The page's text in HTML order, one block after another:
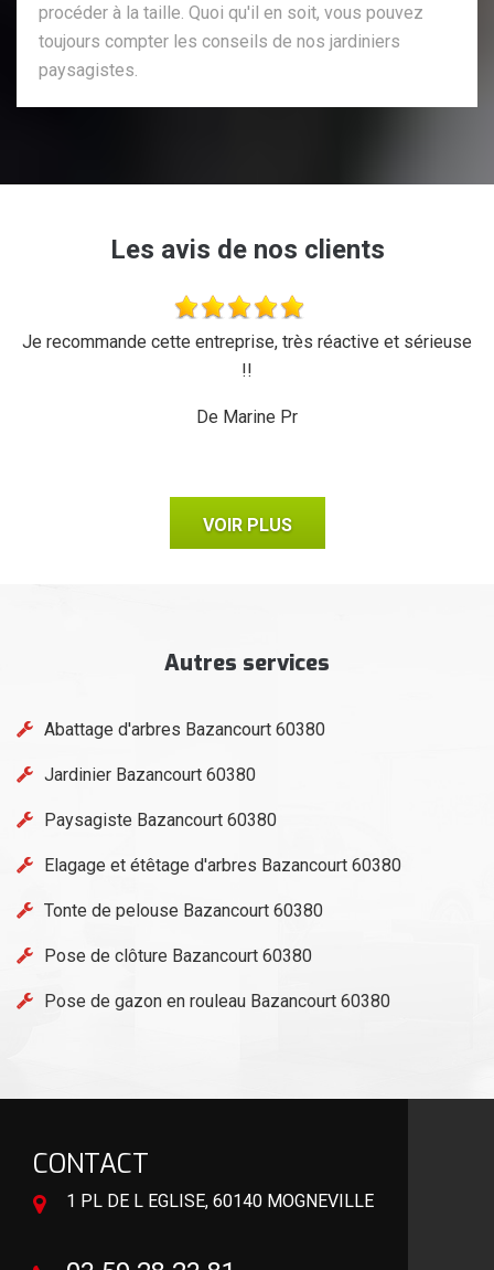
procéder à la taille. Quoi qu'il en soit, vous pouvez
toujours compter les conseils de nos jardiniers
paysagistes.
Les avis de nos clients
Je recommande cette entreprise, très réactive et sérieuse
!!
De Marine Pr
VOIR PLUS
Autres services
Abattage d'arbres Bazancourt 60380
Jardinier Bazancourt 60380
Paysagiste Bazancourt 60380
Elagage et étêtage d'arbres Bazancourt 60380
Tonte de pelouse Bazancourt 60380
Pose de clôture Bazancourt 60380
Pose de gazon en rouleau Bazancourt 60380
CONTACT
1 PL DE L EGLISE, 60140 MOGNEVILLE